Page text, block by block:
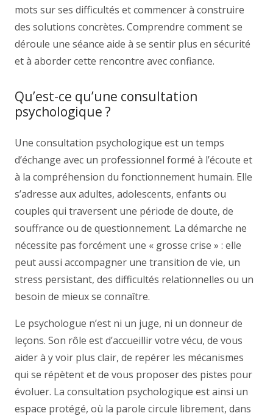
mots sur ses difficultés et commencer à construire
des solutions concrètes. Comprendre comment se
déroule une séance aide à se sentir plus en sécurité
et à aborder cette rencontre avec confiance.
Qu’est-ce qu’une consultation
psychologique ?
Une consultation psychologique est un temps
d’échange avec un professionnel formé à l’écoute et
à la compréhension du fonctionnement humain. Elle
s’adresse aux adultes, adolescents, enfants ou
couples qui traversent une période de doute, de
souffrance ou de questionnement. La démarche ne
nécessite pas forcément une « grosse crise » : elle
peut aussi accompagner une transition de vie, un
stress persistant, des difficultés relationnelles ou un
besoin de mieux se connaître.
Le psychologue n’est ni un juge, ni un donneur de
leçons. Son rôle est d’accueillir votre vécu, de vous
aider à y voir plus clair, de repérer les mécanismes
qui se répètent et de vous proposer des pistes pour
évoluer. La consultation psychologique est ainsi un
espace protégé, où la parole circule librement, dans